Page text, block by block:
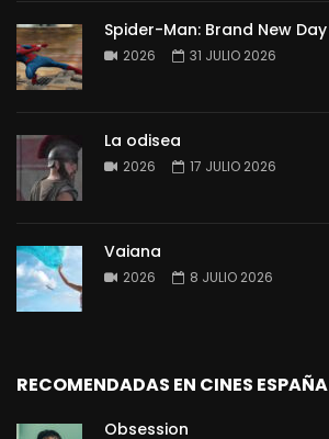
Spider-Man: Brand New Day
2026 31 JULIO 2026
La odisea
2026 17 JULIO 2026
Vaiana
2026 8 JULIO 2026
RECOMENDADAS EN CINES ESPAÑA
Obsession